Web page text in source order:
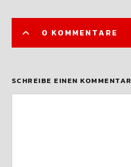
0 KOMMENTARE
SCHREIBE EINEN KOMMENTAR